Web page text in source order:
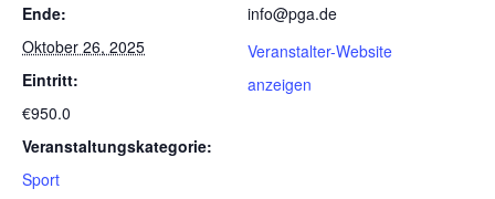
Ende:
Oktober 26, 2025
Eintritt:
€950.0
Veranstaltungskategorie:
Sport
info@pga.de
Veranstalter-Website
anzeigen